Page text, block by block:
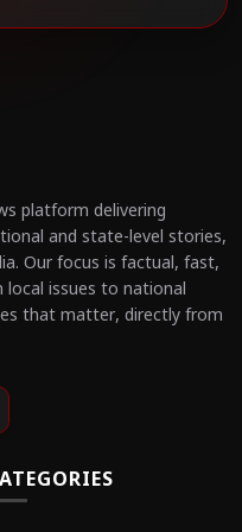
platform delivering
and state-level stories,
Our focus is factual, fast,
local issues to national
that matter, directly from